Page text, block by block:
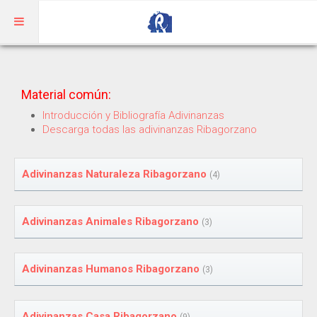
Aragonés
RIBAGORZANO
Cuentos
Trabalenguas
Vocabulario
Material común:
Introducción y Bibliografía Adivinanzas
Descarga todas las adivinanzas Ribagorzano
Adivinanzas Naturaleza Ribagorzano (4)
Adivinanzas Animales Ribagorzano (3)
Adivinanzas Humanos Ribagorzano (3)